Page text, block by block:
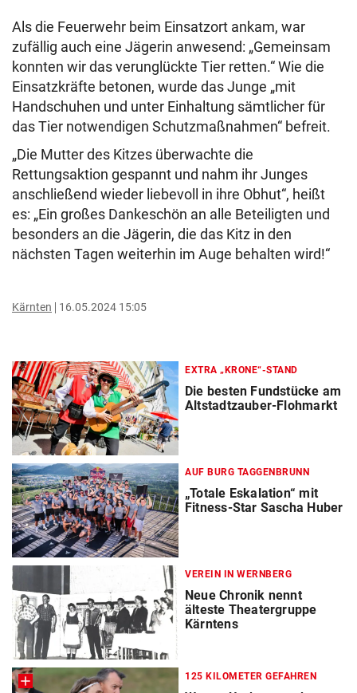
Als die Feuerwehr beim Einsatzort ankam, war
zufällig auch eine Jägerin anwesend: „Gemeinsam
konnten wir das verunglückte Tier retten.“ Wie die
Einsatzkräfte betonen, wurde das Junge „mit
Handschuhen und unter Einhaltung sämtlicher für
das Tier notwendigen Schutzmaßnahmen“ befreit.
„Die Mutter des Kitzes überwachte die
Rettungsaktion gespannt und nahm ihr Junges
anschließend wieder liebevoll in ihre Obhut“, heißt
es: „Ein großes Dankeschön an alle Beteiligten und
besonders an die Jägerin, die das Kitz in den
nächsten Tagen weiterhin im Auge behalten wird!“
Kärnten 16.05.2024 15:05
EXTRA „KRONE“-STAND
Die besten Fundstücke am
Altstadtzauber-Flohmarkt
AUF BURG TAGGENBRUNN
„Totale Eskalation“ mit
Fitness-Star Sascha Huber
VEREIN IN WERNBERG
Neue Chronik nennt
älteste Theatergruppe
Kärntens
125 KILOMETER GEFAHREN